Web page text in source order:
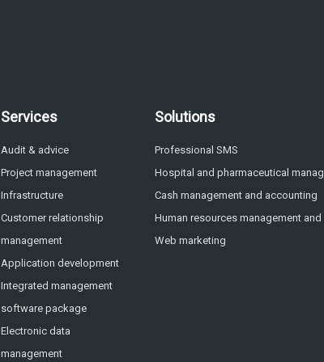
Services
Audit & advice
Project management
Infrastructure
Customer relationship
management
Application development
Integrated management
software package
Electronic data
management
Solutions
Professional SMS
Hospital and pharmaceutical
Cash management and accounting
Human resources management and
Web marketing